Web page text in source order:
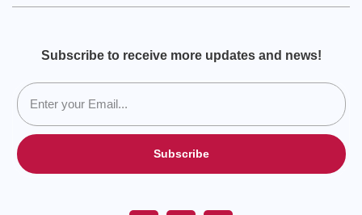
Subscribe to receive more updates and news!
Subscribe